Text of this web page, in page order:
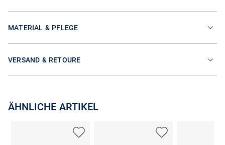
MATERIAL & PFLEGE
VERSAND & RETOURE
ÄHNLICHE ARTIKEL